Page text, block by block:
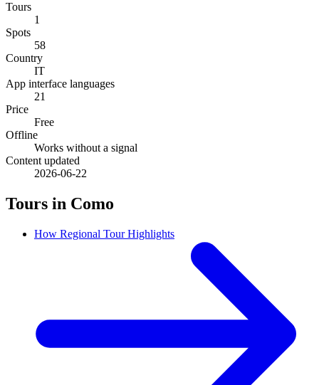
Tours
1
Spots
58
Country
IT
App interface languages
21
Price
Free
Offline
Works without a signal
Content updated
2026-06-22
Tours in Como
How Regional Tour Highlights